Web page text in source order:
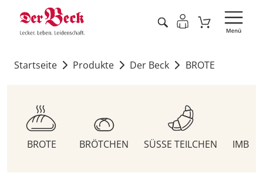
Startseite Produkte Der Beck BROTE
BROTE BRÖTCHEN SÜSSE TEILCHEN